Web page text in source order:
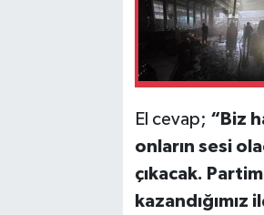
El cevap; “Biz
onların sesi
çıkacak.